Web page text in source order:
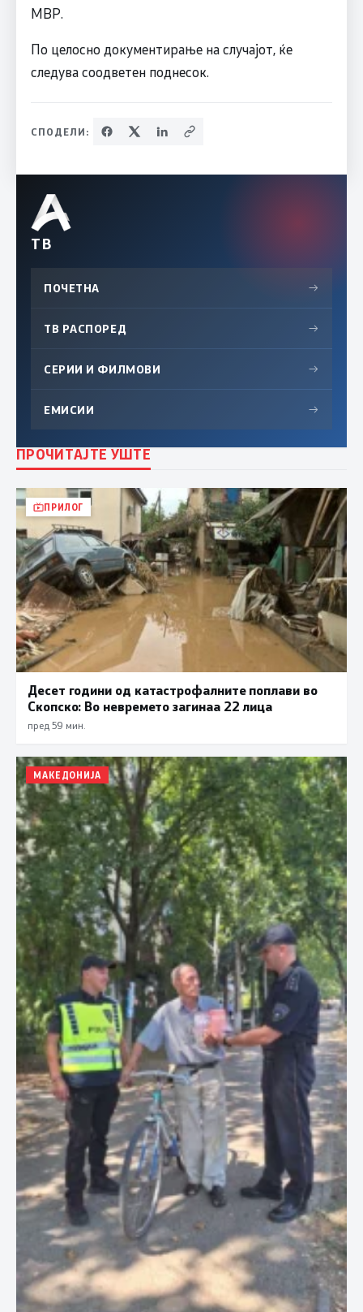
МВР.
По целосно документирање на случајот, ќе
следува соодветен поднесок.
СПОДЕЛИ:
ТВ
ПОЧЕТНА →
ТВ РАСПОРЕД →
СЕРИИ И ФИЛМОВИ →
ЕМИСИИ →
ПРОЧИТАЈТЕ УШТЕ
ПРИЛОГ
Десет години од катастрофалните поплави во
Скопско: Во невремето загинаа 22 лица
пред 59 мин.
МАКЕДОНИЈА